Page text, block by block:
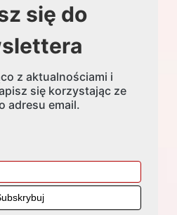
się do
z aktualnościami i
się korzystając ze
adresu email.